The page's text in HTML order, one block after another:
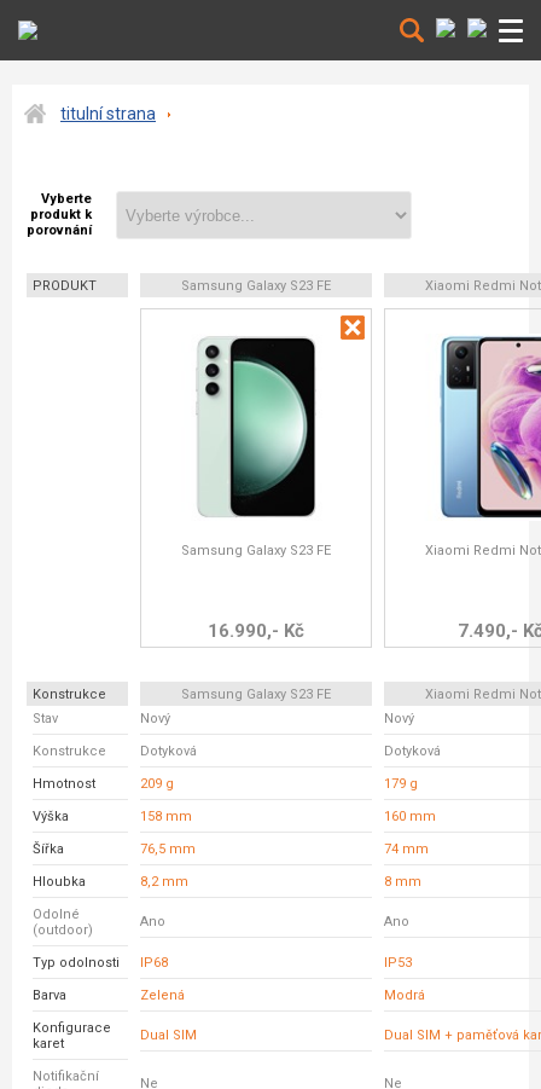
titulní strana
Vyberte
produkt k
porovnání
PRODUKT Samsung Galaxy S23 FE Xiaomi Redmi
Samsung Galaxy S23 FE
16.990,- Kč
Xiaomi Redmi
7.490,-
Konstrukce Samsung Galaxy S23 FE
Xiaomi Redmi
Stav
Nový Nový
Konstrukce Dotyková Dotyková
Hmotnost 209 g 179 g
Výška 158 mm 160 mm
Šířka 76,5 mm 74 mm
Hloubka 8,2 mm 8 mm
Odolné
(outdoor)
Ano Ano
Typ odolnosti IP68 IP53
Barva Zelená Modrá
Konfigurace
karet
Dual SIM Dual SIM + paměťová
Notifikační
Ne Ne